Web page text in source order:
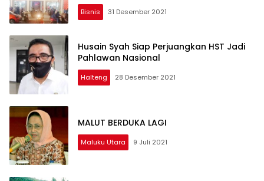
Bisnis 31 Desember 2021
Husain Syah Siap Perjuangkan HST Jadi
Pahlawan Nasional
Halteng 28 Desember 2021
MALUT BERDUKA LAGI
Maluku Utara 9 Juli 2021